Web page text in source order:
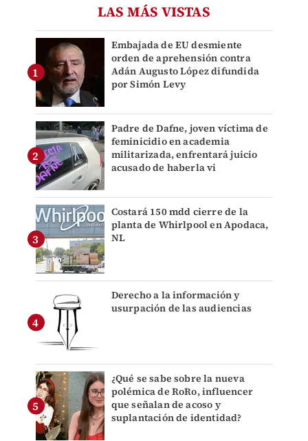
LAS MÁS VISTAS
Embajada de EU desmiente
orden de aprehensión contra
Adán Augusto López difundida
por Simón Levy
Padre de Dafne, joven víctima de
feminicidio en academia
militarizada, enfrentará juicio
acusado de haberla vi
Costará 150 mdd cierre de la
planta de Whirlpool en Apodaca,
NL
Derecho a la información y
usurpación de las audiencias
¿Qué se sabe sobre la nueva
polémica de RoRo, influencer
que señalan de acoso y
suplantación de identidad?